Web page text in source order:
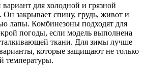
для холодной и грязной
закрывает спину, грудь, живот и
лапы. Комбинезоны подходят для
погоды, если модель выполнена
ткани. Для зимы лучше
которые защищают не только
температуры.